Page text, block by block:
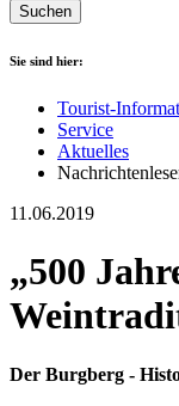
Suchen
Sie sind hier:
Tourist-
Service
Aktuelles
11.06.2019
„500
Der Burgberg -